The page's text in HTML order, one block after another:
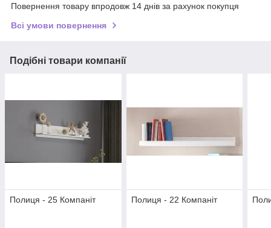
Повернення товару впродовж 14 днів за рахунок покупця
Всі умови повернення
Подібні товари компанії
Полиця - 25 Компаніт Полиця - 22 Компаніт